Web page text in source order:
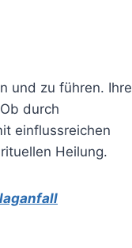
und zu führen. Ihre
durch
einflussreichen
Heilung.